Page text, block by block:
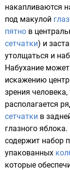
накапливаются
под макулой
пятно в
сетчатки) и
утолщаться и
Набухание
искажению
зрения
располагается
сетчатки в
глазного
содержит набор
упакованных
которые